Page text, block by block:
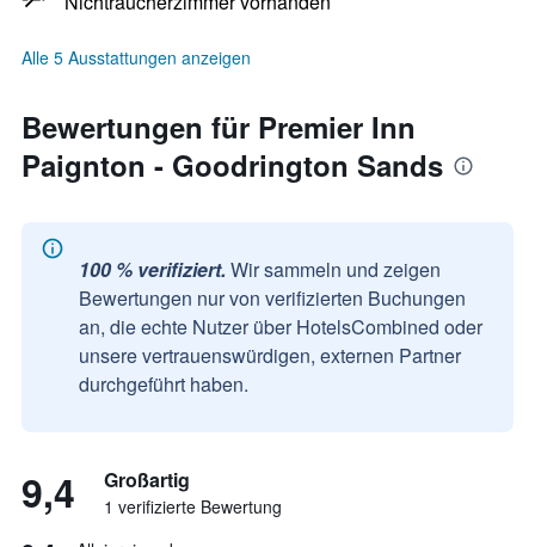
Alle 5 Ausstattungen anzeigen
Bewertungen für Premier Inn
Paignton - Goodrington Sands
100 % verifiziert. Wir sammeln und zeigen
Bewertungen nur von verifizierten Buchungen
an, die echte Nutzer über HotelsCombined oder
unsere vertrauenswürdigen, externen Partner
durchgeführt haben.
9,4 Großartig
1 verifizierte Bewertung